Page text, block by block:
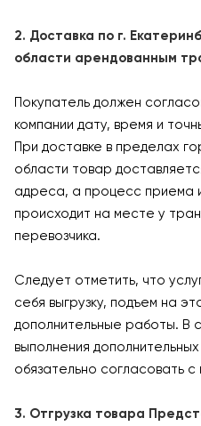
2. Доставка по г.
области арендованным
Покупатель должен
компании дату, время и
При доставке в пределах
области товар
адреса, а процесс приема
происходит на месте у
перевозчика.
Следует отметить, что
себя выгрузку, подъем на
дополнительные работы. В
выполнения
обязательно согласовать
3. Отгрузка товара